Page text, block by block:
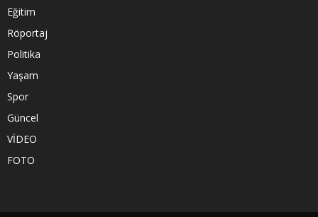
Eğitim
Röportaj
Politika
Yaşam
Spor
Güncel
VİDEO
FOTO